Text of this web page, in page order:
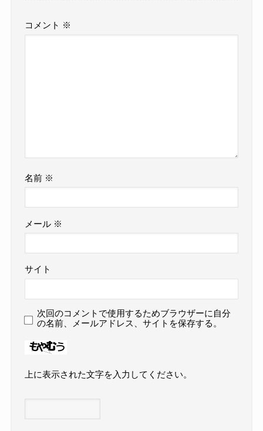
コメント ※
名前 ※
メール ※
サイト
次回のコメントで使用するためブラウザーに自分
の名前、メールアドレス、サイトを保存する。
上に表示された文字を入力してください。